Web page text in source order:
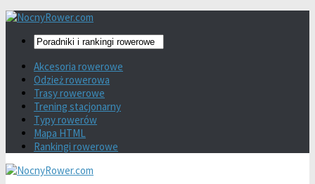
Akcesoria rowerowe
Odzież rowerowa
Trasy rowerowe
Trening stacjonarny
Typy rowerów
Mapa HTML
Rankingi rowerowe